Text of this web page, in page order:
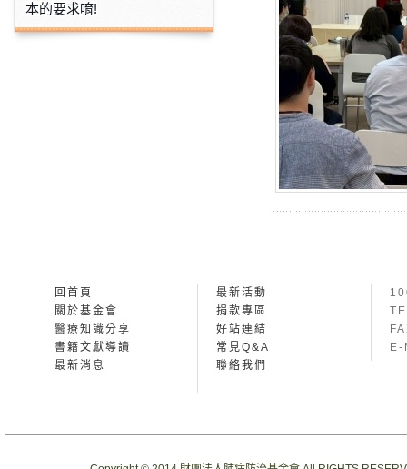
本的要求唷!
回首頁
關於基金會
醫療知識分享
書籍文獻導讀
最新消息
最新活動
捐款專區
好站連結
常見Q&A
聯絡我們